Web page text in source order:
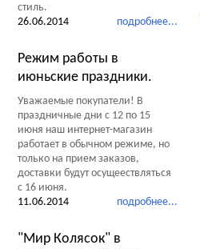
стиль.
подробнее...
26.06.2014
Режим работы в
июньские праздники.
Уважаемые покупатели! В
праздничные дни с 12 по 15
июня наш интернет-магазин
работает в обычном режиме, но
только на прием заказов,
доставки будут осущеествляться
с 16 июня.
подробнее...
11.06.2014
"Мир Колясок" в